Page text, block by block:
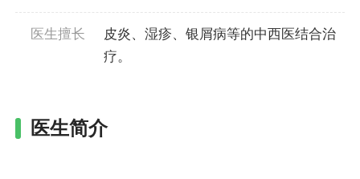
医生擅长
皮炎、湿疹、银屑病等的中西医结合治
疗。
医生简介